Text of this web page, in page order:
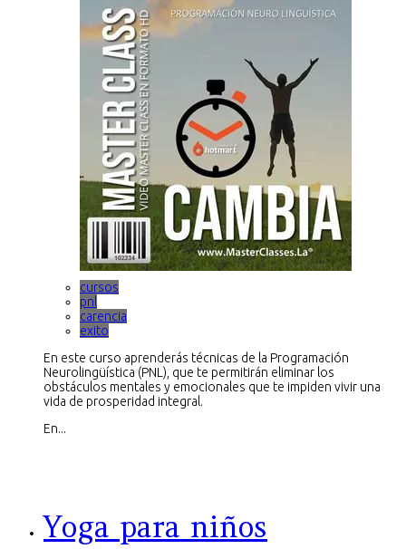
cursos
pnl
carencia
exito
En este curso aprenderás técnicas de la Programación
Neurolingüística (PNL), que te permitirán eliminar los
obstáculos mentales y emocionales que te impiden vivir una
vida de prosperidad integral.
En...
Yoga para niños